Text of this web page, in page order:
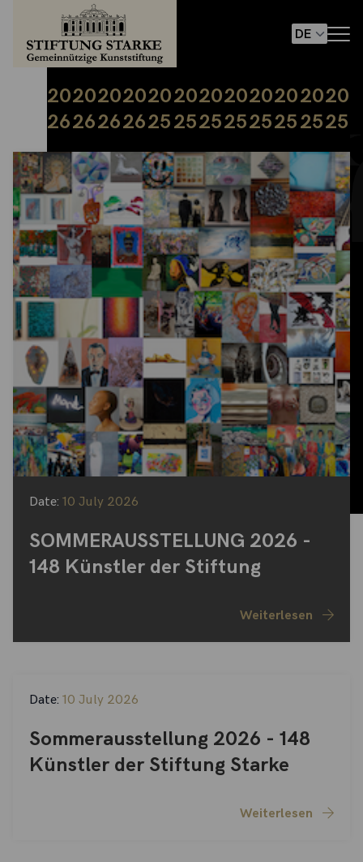
20
26
20
26
20
26
20
26
20
25
20
25
20
25
20
25
20
25
20
25
20
25
20
25
Date: 10 July 2026
SOMMERAUSSTELLUNG 2026 -
148 Künstler der Stiftung
Weiterlesen
Date: 10 July 2026
Sommerausstellung 2026 - 148
Künstler der Stiftung Starke
Weiterlesen